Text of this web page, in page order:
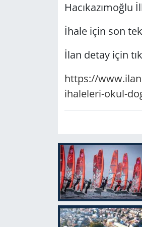
İhale için son
İlan detay için
https://
ihaleleri-okul-